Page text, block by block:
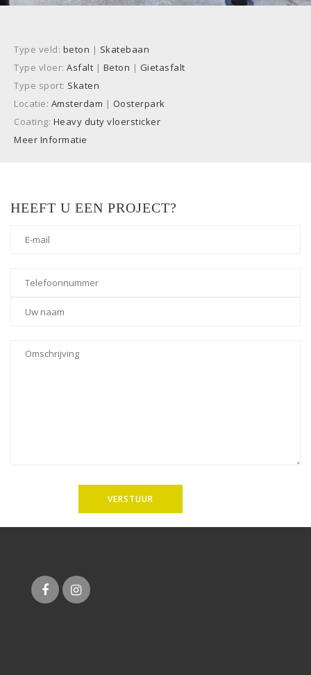
Type veld: beton | Skatebaan
Type vloer: Asfalt | Beton | Gietasfalt
Type sport: Skaten
Locatie: Amsterdam | Oosterpark
Coating: Heavy duty vloersticker
Meer Informatie
HEEFT U EEN PROJECT?